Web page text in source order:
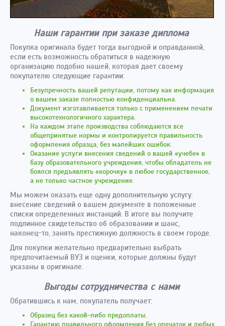
Наши гарантии при заказе диплома
Покупка оригинала будет тогда выгодной и оправданной,
если есть возможность обратиться в надежную
организацию подобно нашей, которая дает своему
покупателю следующие гарантии:
Безупречность вашей репутации, потому как информация
о вашем заказе полностью конфиденциальна.
Документ изготавливается только с применением печати
высокотехнологичного характера.
На каждом этапе производства соблюдаются все
общепринятые нормы и контролируется правильность
оформления образца, без малейших ошибок.
Оказание услуги внесения сведений о вашей «учебе» в
базу образовательного учреждения, чтобы обладатель не
боялся предъявлять «корочку» в любое государственное,
а не только частное учреждение.
Мы можем оказать еще одну дополнительную услугу:
внесение сведений о вашем документе в положенные
списки определенных инстанций. В итоге вы получите
подлинное свидетельство об образовании и шанс,
наконец-то, занять престижную должность в своем городе.
Для покупки желательно предварительно выбрать
предпочитаемый ВУЗ и оценки, которые должны будут
указаны в оригинале.
Выгоды сотрудничества с нами
Обратившись к нам, покупатель получает:
Образец без какой-либо предоплаты.
Гарантию правильного оформления без опечаток и любых